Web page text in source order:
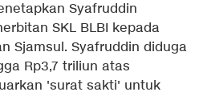
Syafruddin
SKL BLBI kepada
Sjamsul. Syafruddin diduga
Rp3,7 triliun atas
'surat sakti' untuk